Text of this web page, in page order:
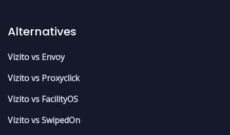
Alternatives
Vizito vs Envoy
Vizito vs Proxyclick
Vizito vs FacilityOS
Vizito vs SwipedOn